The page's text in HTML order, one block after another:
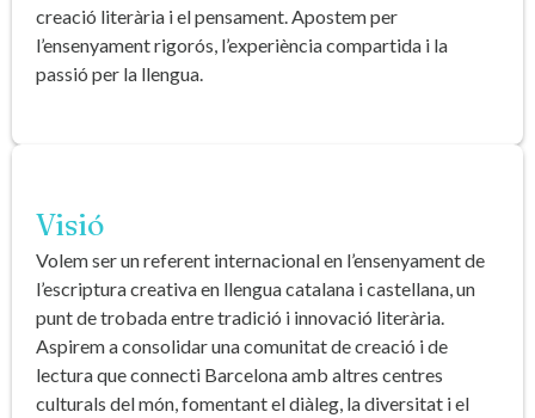
creació literària i el pensament. Apostem per
l’ensenyament rigorós, l’experiència compartida i la
passió per la llengua.
Visió
Volem ser un referent internacional en l’ensenyament de
l’escriptura creativa en llengua catalana i castellana, un
punt de trobada entre tradició i innovació literària.
Aspirem a consolidar una comunitat de creació i de
lectura que connecti Barcelona amb altres centres
culturals del món, fomentant el diàleg, la diversitat i el